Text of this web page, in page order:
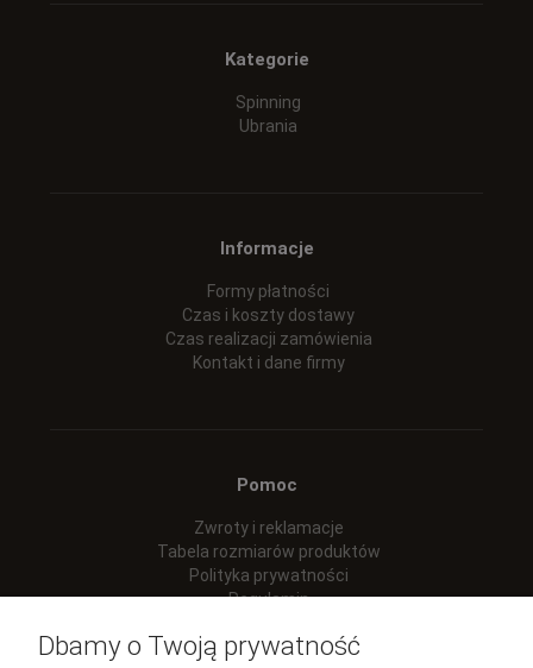
Kategorie
Spinning
Ubrania
Informacje
Formy płatności
Czas i koszty dostawy
Czas realizacji zamówienia
Kontakt i dane firmy
Pomoc
Zwroty i reklamacje
Tabela rozmiarów produktów
Polityka prywatności
Regulamin
Dbamy o Twoją prywatność